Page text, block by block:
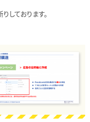
ております。